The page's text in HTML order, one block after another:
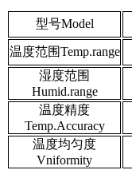
型号Model
温度范围Temp.range
湿度范围
Humid.range
温度精度
Temp.Accuracy
温度均匀度
Vniformity